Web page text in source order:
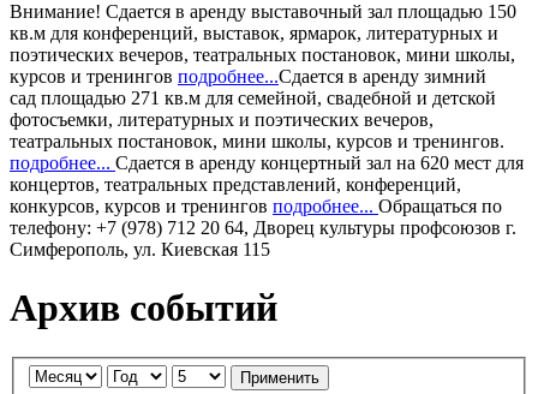
Внимание! Сдается в аренду выставочный зал площадью 150
кв.м для конференций, выставок, ярмарок, литературных и
поэтических вечеров, театральных постановок, мини школы,
курсов и тренингов подробнее...Сдается в аренду зимний
сад площадью 271 кв.м для семейной, свадебной и детской
фотосъемки, литературных и поэтических вечеров,
театральных постановок, мини школы, курсов и тренингов.
подробнее... Сдается в аренду концертный зал на 620 мест для
концертов, театральных представлений, конференций,
конкурсов, курсов и тренингов подробнее... Обращаться по
телефону: +7 (978) 712 20 64, Дворец культуры профсоюзов г.
Симферополь, ул. Киевская 115
Архив событий
Применить